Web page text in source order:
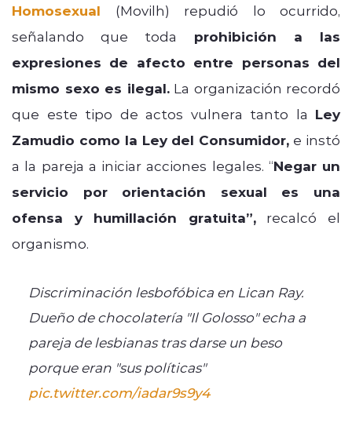
Homosexual (Movilh) repudió lo ocurrido,
señalando que toda prohibición a las
expresiones de afecto entre personas del
mismo sexo es ilegal.La organización recordó
que este tipo de actos vulnera tanto la Ley
Zamudio como la Ley del Consumidor, e instó
a la pareja a iniciar acciones legales. “Negar un
servicio por orientación sexual es una
ofensa y humillación gratuita”,recalcó el
organismo.
Discriminación lesbofóbica en Lican Ray.
Dueño de chocolatería "Il Golosso" echa a
pareja de lesbianas tras darse un beso
porque eran "sus políticas"
pic.twitter.com/iadar9s9y4